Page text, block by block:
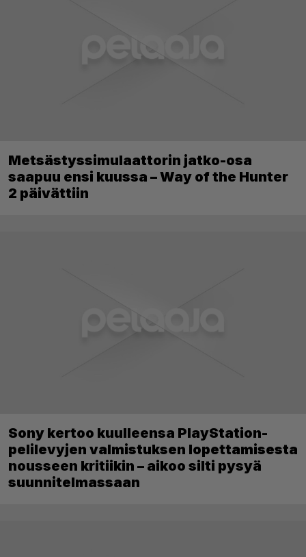
Metsästyssimulaattorin jatko-osa
saapuu ensi kuussa – Way of the Hunter
2 päivättiin
Sony kertoo kuulleensa PlayStation-
pelilevyjen valmistuksen lopettamisesta
nousseen kritiikin – aikoo silti pysyä
suunnitelmassaan